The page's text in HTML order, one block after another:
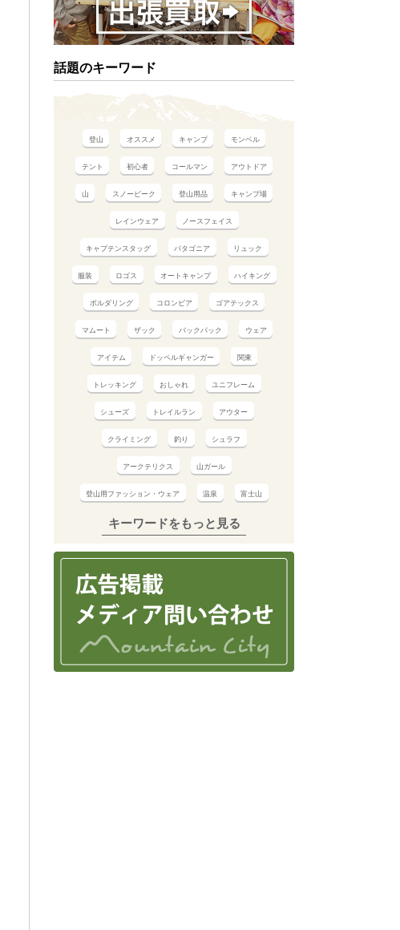
話題のキーワード
登山 オススメ キャンプ モンベル
テント 初心者 コールマン アウトドア
山 スノーピーク 登山用品 キャンプ場
レインウェア ノースフェイス
キャプテンスタッグ パタゴニア リュック
服装 ロゴス オートキャンプ ハイキング
ボルダリング コロンビア ゴアテックス
マムート ザック バックパック ウェア
アイテム ドッペルギャンガー 関東
トレッキング おしゃれ ユニフレーム
シューズ トレイルラン アウター
クライミング 釣り シュラフ
アークテリクス 山ガール
登山用ファッション・ウェア 温泉 富士山
キーワードをもっと見る